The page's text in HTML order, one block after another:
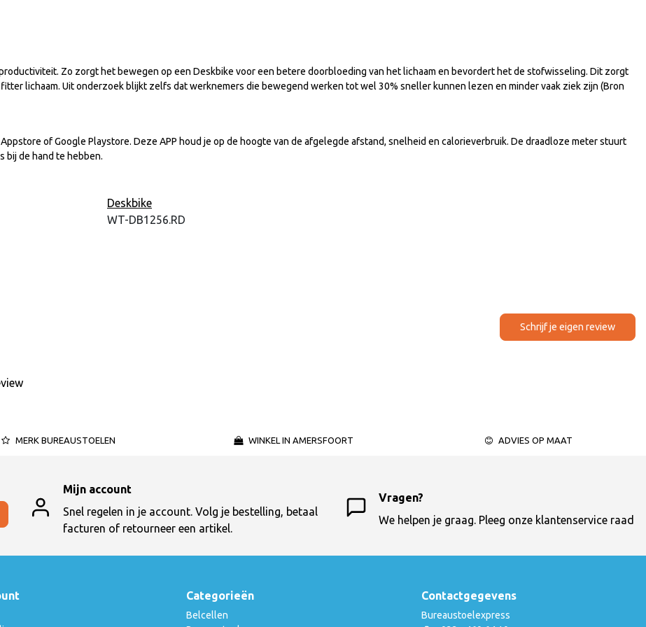
Zo zorgt het bewegen op een Deskbike voor een betere doorbloeding van het lichaam en bevordert het de stofwisseling. Dit zorgt
lichaam. Uit onderzoek blijkt zelfs dat werknemers die bewegend werken tot wel 30% sneller kunnen lezen en minder vaak ziek zijn (Bron
of Google Playstore. Deze APP houd je op de hoogte van de afgelegde afstand, snelheid en calorieverbruik. De draadloze meter stuurt
bij de hand te hebben.
Deskbike
WT-DB1256.RD
Schrijf je eigen review
MERK BUREAUSTOELEN WINKEL IN AMERSFOORT ADVIES OP MAAT
Mijn account
Snel regelen in je account. Volg je bestelling, betaal
facturen of retourneer een artikel.
Vragen?
We helpen je graag. Pleeg onze klantenservice raad
Categorieën
Belcellen
Contactgegevens
Bureaustoelexpress